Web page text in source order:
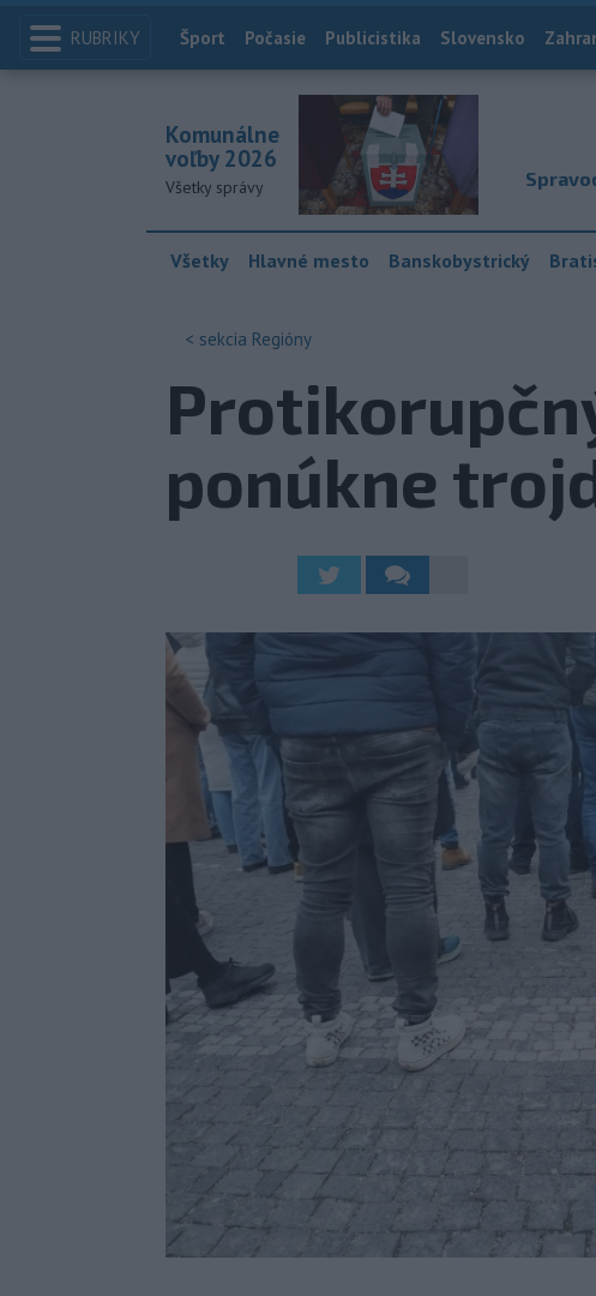
RUBRIKY Index
Šport Počasie Publicistika Slovensko
Komunálne
voľby 2026
Všetky správy
Všetky Hlavné mesto Banskobystrický
< sekcia Regióny
ponúkne